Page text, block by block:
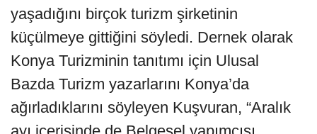
yaşadığını birçok turizm şirketinin
küçülmeye gittiğini söyledi. Dernek olarak
Konya Turizminin tanıtımı için Ulusal
Bazda Turizm yazarlarını Konya’da
ağırladıklarını söyleyen Kuşvuran, “Aralık